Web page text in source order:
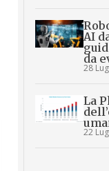
AI
da
28
La
22